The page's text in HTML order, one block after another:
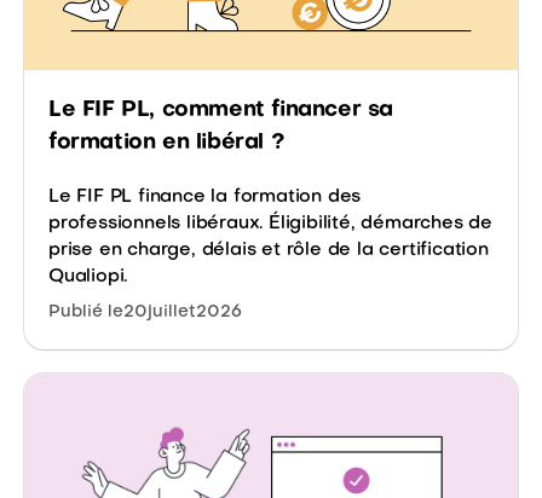
Le FIF PL, comment financer sa
formation en libéral ?
Le FIF PL finance la formation des
professionnels libéraux. Éligibilité, démarches de
prise en charge, délais et rôle de la certification
Qualiopi.
Publié le20juillet2026